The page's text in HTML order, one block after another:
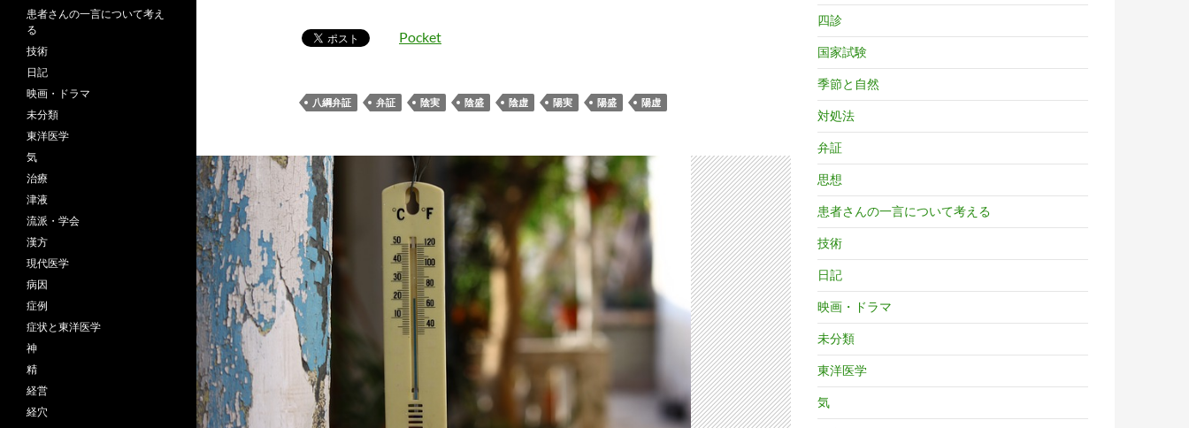
Pocket
八綱弁証 弁証 陰実 陰盛 陰虚 陽実 陽盛 陽虚
四診
国家試験
季節と自然
対処法
弁証
思想
患者さんの一言について考える
技術
日記
映画・ドラマ
未分類
東洋医学
気
患者さんの一言について考え
る
技術
日記
映画・ドラマ
未分類
東洋医学
気
治療
津液
流派・学会
漢方
現代医学
病因
症例
症状と東洋医学
神
精
経営
経穴